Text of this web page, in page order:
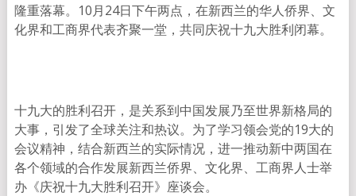
隆重落幕。10月24日下午两点，在新西兰的华人侨界、文
化界和工商界代表齐聚一堂，共同庆祝十九大胜利闭幕。
十九大的胜利召开，是关系到中国发展乃至世界新格局的
大事，引发了全球关注和热议。为了学习领会党的19大的
会议精神，结合新西兰的实际情况，进一推动新中两国在
各个领域的合作发展新西兰侨界、文化界、工商界人士举
办《庆祝十九大胜利召开》座谈会。